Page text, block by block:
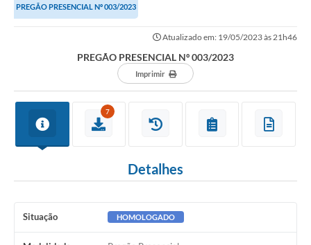
PREGÃO PRESENCIAL Nº 003/2023
Atualizado em: 19/05/2023 às 21h46
PREGÃO PRESENCIAL Nº 003/2023
Imprimir
7
Detalhes
Situação HOMOLOGADO